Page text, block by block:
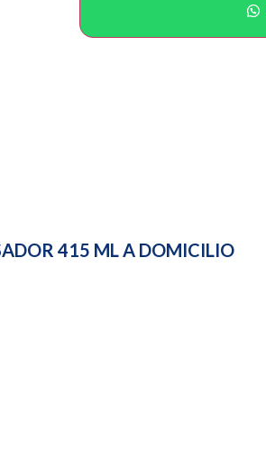
415 ML A DOMICILIO